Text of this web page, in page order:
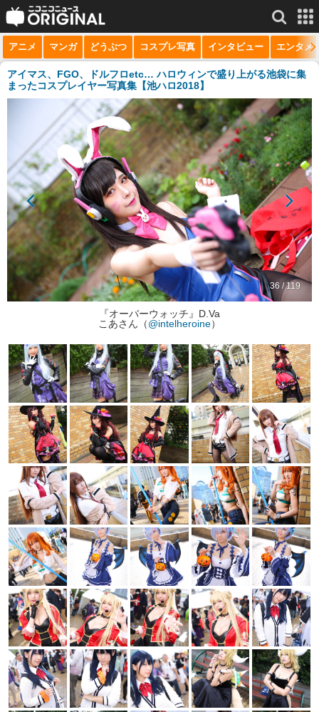
サービス一覧 もっと見る
niconico
生放送
ニュース
チャンネル
マンガ
ニコニコQ
アニメ マンガ どうぶつ コスプレ写真 インタビュー エンタメ
アイマス、FGO、ドルフロetc… ハロウィンで盛り上がる池袋に集
まったコスプレイヤー写真集【池ハロ2018】
36 / 119
『オーバーウォッチ』D.Va
こあさん（@intelheroine）